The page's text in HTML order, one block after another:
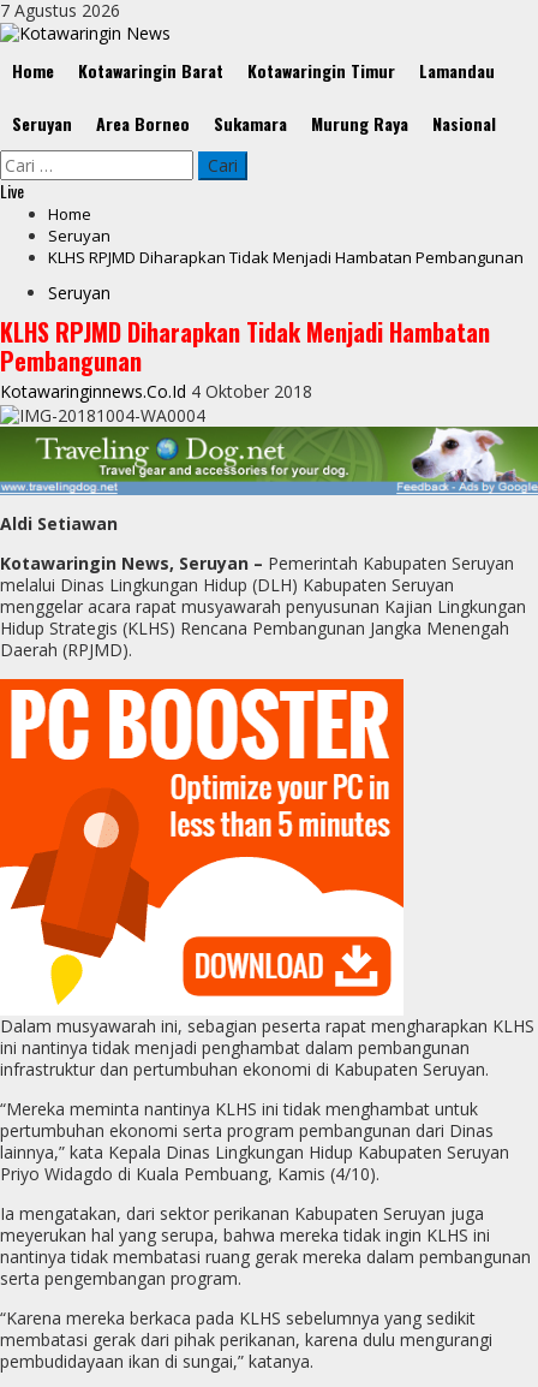
Skip
to
7 Agustus 2026
Menu
Home Kotawaringin Barat Kotawaringin Timur Lamandau
Seruyan Area Borneo Sukamara Murung Raya Nasional
Cari
untuk:
Live
Home
Seruyan
KLHS RPJMD Diharapkan Tidak Menjadi Hambatan Pembangunan
Seruyan
KLHS RPJMD Diharapkan Tidak Menjadi Hambatan
Pembangunan
Kotawaringinnews.co.id 4 Oktober 2018
Aldi Setiawan
Kotawaringin News, Seruyan – Pemerintah Kabupaten Seruyan
melalui Dinas Lingkungan Hidup (DLH) Kabupaten Seruyan
menggelar acara rapat musyawarah penyusunan Kajian Lingkungan
Hidup Strategis (KLHS) Rencana Pembangunan Jangka Menengah
Daerah (RPJMD).
Dalam musyawarah ini, sebagian peserta rapat mengharapkan KLHS
ini nantinya tidak menjadi penghambat dalam pembangunan
infrastruktur dan pertumbuhan ekonomi di Kabupaten Seruyan.
“Mereka meminta nantinya KLHS ini tidak menghambat untuk
pertumbuhan ekonomi serta program pembangunan dari Dinas
lainnya,” kata Kepala Dinas Lingkungan Hidup Kabupaten Seruyan
Priyo Widagdo di Kuala Pembuang, Kamis (4/10).
Ia mengatakan, dari sektor perikanan Kabupaten Seruyan juga
meyerukan hal yang serupa, bahwa mereka tidak ingin KLHS ini
nantinya tidak membatasi ruang gerak mereka dalam pembangunan
serta pengembangan program.
“Karena mereka berkaca pada KLHS sebelumnya yang sedikit
membatasi gerak dari pihak perikanan, karena dulu mengurangi
pembudidayaan ikan di sungai,” katanya.